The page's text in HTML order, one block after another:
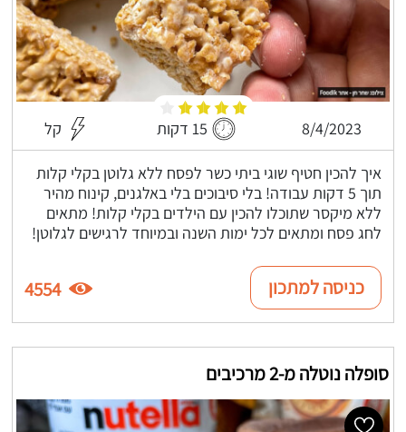
8/4/2023 15 דקות קל
איך להכין חטיף שוגי ביתי כשר לפסח ללא גלוטן בקלי קלות
תוך 5 דקות עבודה! בלי סיבוכים בלי באלגנים, קינוח מהיר
ללא מיקסר שתוכלו להכין עם הילדים בקלי קלות! מתאים
לחג פסח ומתאים לכל ימות השנה ובמיוחד לרגישים לגלוטן!
כניסה למתכון 4554
סופלה נוטלה מ-2 מרכיבים